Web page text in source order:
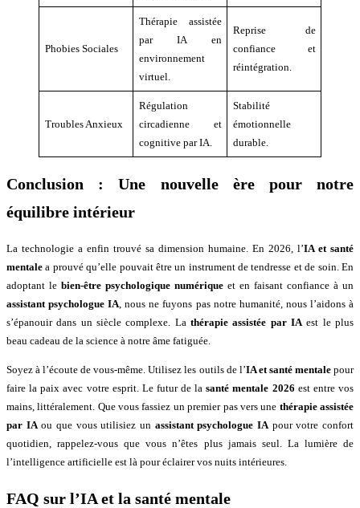
Phobies Sociales
Thérapie assistée
par IA en
environnement
virtuel.
Reprise de
confiance et
réintégration.
Troubles Anxieux
Régulation
circadienne et
cognitive par IA.
Stabilité
émotionnelle
durable.
Conclusion : Une nouvelle ère pour notre
équilibre intérieur
La technologie a enfin trouvé sa dimension humaine. En 2026, l’IA et santé
mentale a prouvé qu’elle pouvait être un instrument de tendresse et de soin. En
adoptant le bien-être psychologique numérique et en faisant confiance à un
assistant psychologue IA, nous ne fuyons pas notre humanité, nous l’aidons à
s’épanouir dans un siècle complexe. La thérapie assistée par IAest le plus
beau cadeau de la science à notre âme fatiguée.
Soyez à l’écoute de vous-même. Utilisez les outils de l’IA et santé mentalepour
faire la paix avec votre esprit. Le futur de lasanté mentale 2026 est entre vos
mains, littéralement. Que vous fassiez un premier pas vers une thérapie assistée
par IAou que vous utilisiez un assistant psychologue IApour votre confort
quotidien, rappelez-vous que vous n’êtes plus jamais seul. La lumière de
l’intelligence artificielle est là pour éclairer vos nuits intérieures.
FAQ sur l’IA et la santé mentale